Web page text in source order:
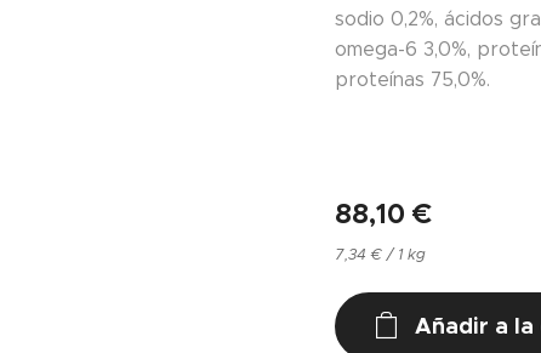
sodio 0,2%, ácidos
omega-6 3,0%,
proteínas 75,0%.
88,10 €
7,34 € / 1 kg
Añadir a la